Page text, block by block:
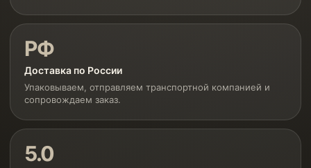
РФ
Доставка по России
Упаковываем, отправляем транспортной компанией и
сопровождаем заказ.
5.0